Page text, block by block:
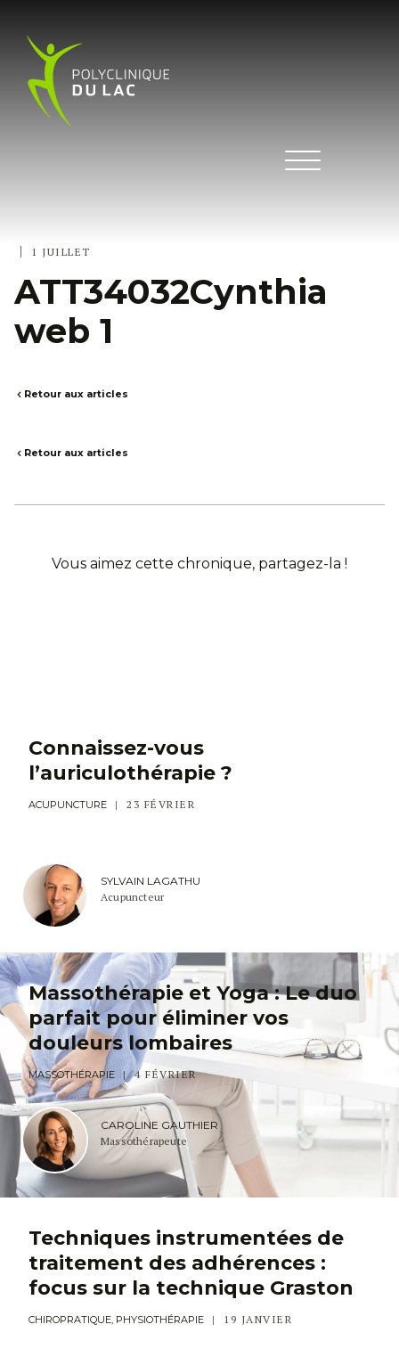
| 1 JUILLET
ATT34032Cynthia
web 1
Retour aux articles
Retour aux articles
Vous aimez cette chronique, partagez-la !
Connaissez-vous
l’auriculothérapie ?
ACUPUNCTURE 23 FÉVRIER
SYLVAIN LAGATHU
Acupuncteur
Massothérapie et Yoga : Le duo
parfait pour éliminer vos
douleurs lombaires
MASSOTHÉRAPIE 4 FÉVRIER
CAROLINE GAUTHIER
Massothérapeute
Techniques instrumentées de
traitement des adhérences :
focus sur la technique Graston
CHIROPRATIQUE, PHYSIOTHÉRAPIE 19 JANVIER